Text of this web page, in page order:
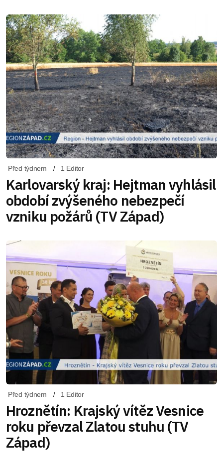
Před týdnem 1 Editor
Karlovarský kraj: Hejtman vyhlásil
období zvýšeného nebezpečí
vzniku požárů (TV Západ)
Před týdnem 1 Editor
Hroznětín: Krajský vítěz Vesnice
roku převzal Zlatou stuhu (TV
Západ)